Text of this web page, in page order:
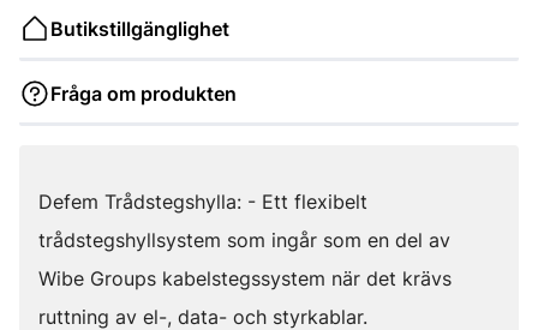
Butikstillgänglighet
Fråga om produkten
Defem Trådstegshylla: - Ett flexibelt
trådstegshyllsystem som ingår som en del av
Wibe Groups kabelstegssystem när det krävs
ruttning av el-, data- och styrkablar.